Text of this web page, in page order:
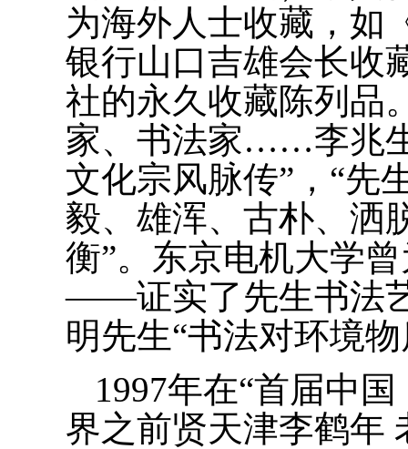
为海外人士收藏，如
银行山口吉雄会长收
社的永久收藏陈列品
家、书法家……李兆
文化宗风脉传”，“先
毅、雄浑、古朴、洒
衡”。东京电机大学
——证实了先生书法
明先生“书法对环境
1997年在“首届中
界之前贤天津李鹤年